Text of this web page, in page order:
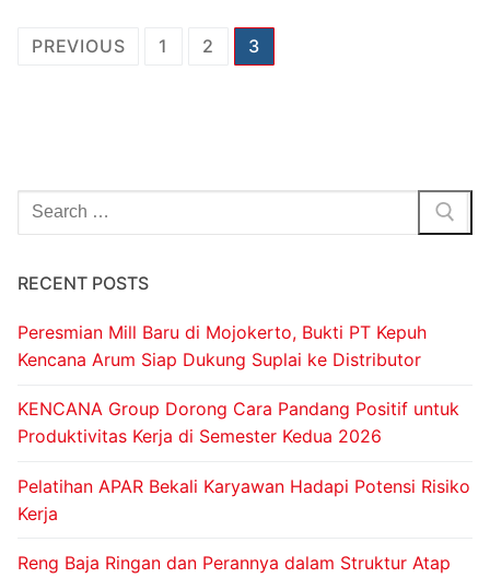
PREVIOUS 1 2 3
RECENT POSTS
Peresmian Mill Baru di Mojokerto, Bukti PT Kepuh
Kencana Arum Siap Dukung Suplai ke Distributor
KENCANA Group Dorong Cara Pandang Positif untuk
Produktivitas Kerja di Semester Kedua 2026
Pelatihan APAR Bekali Karyawan Hadapi Potensi Risiko
Kerja
Reng Baja Ringan dan Perannya dalam Struktur Atap